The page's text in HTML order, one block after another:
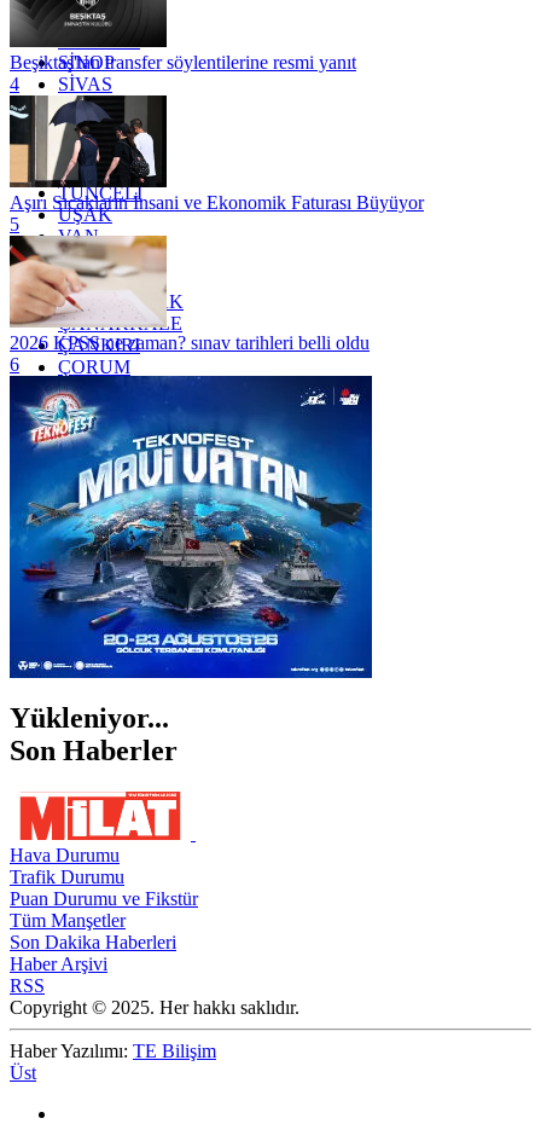
SAKARYA
SİNOP
SİVAS
SİİRT
TEKİRDAĞ
TOKAT
TRABZON
TUNCELİ
UŞAK
VAN
YALOVA
YOZGAT
ZONGULDAK
ÇANAKKALE
ÇANKIRI
ÇORUM
İSTANBUL
İZMİR
ŞANLIURFA
ŞIRNAK
Beşiktaş'tan transfer söylentilerine resmi yanıt
4
Aşırı Sıcakların İnsani ve Ekonomik Faturası Büyüyor
5
2026 KPSS ne zaman? sınav tarihleri belli oldu
6
Yükleniyor...
Son Haberler
Hava Durumu
Trafik Durumu
Puan Durumu ve Fikstür
Tüm Manşetler
Son Dakika Haberleri
Haber Arşivi
RSS
Copyright © 2025. Her hakkı saklıdır.
Haber Yazılımı: TE Bilişim
Üst